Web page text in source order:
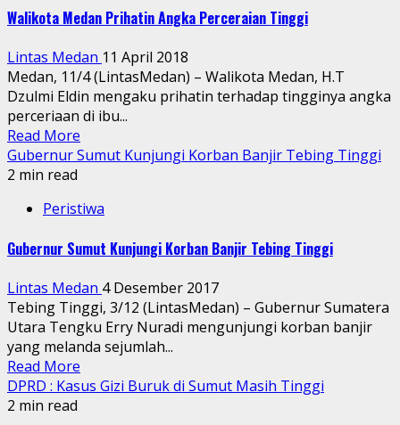
Walikota Medan Prihatin Angka Perceraian Tinggi
Lintas Medan 11 April 2018
Medan, 11/4 (LintasMedan) – Walikota Medan, H.T
Dzulmi Eldin mengaku prihatin terhadap tingginya angka
perceriaan di ibu...
Read More
Gubernur Sumut Kunjungi Korban Banjir Tebing Tinggi
2 min read
Peristiwa
Gubernur Sumut Kunjungi Korban Banjir Tebing Tinggi
Lintas Medan 4 Desember 2017
Tebing Tinggi, 3/12 (LintasMedan) – Gubernur Sumatera
Utara Tengku Erry Nuradi mengunjungi korban banjir
yang melanda sejumlah...
Read More
DPRD : Kasus Gizi Buruk di Sumut Masih Tinggi
2 min read